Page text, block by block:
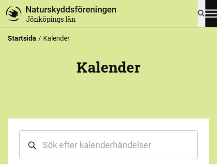
Jönköpings län
Startsida Kalender
Kalender